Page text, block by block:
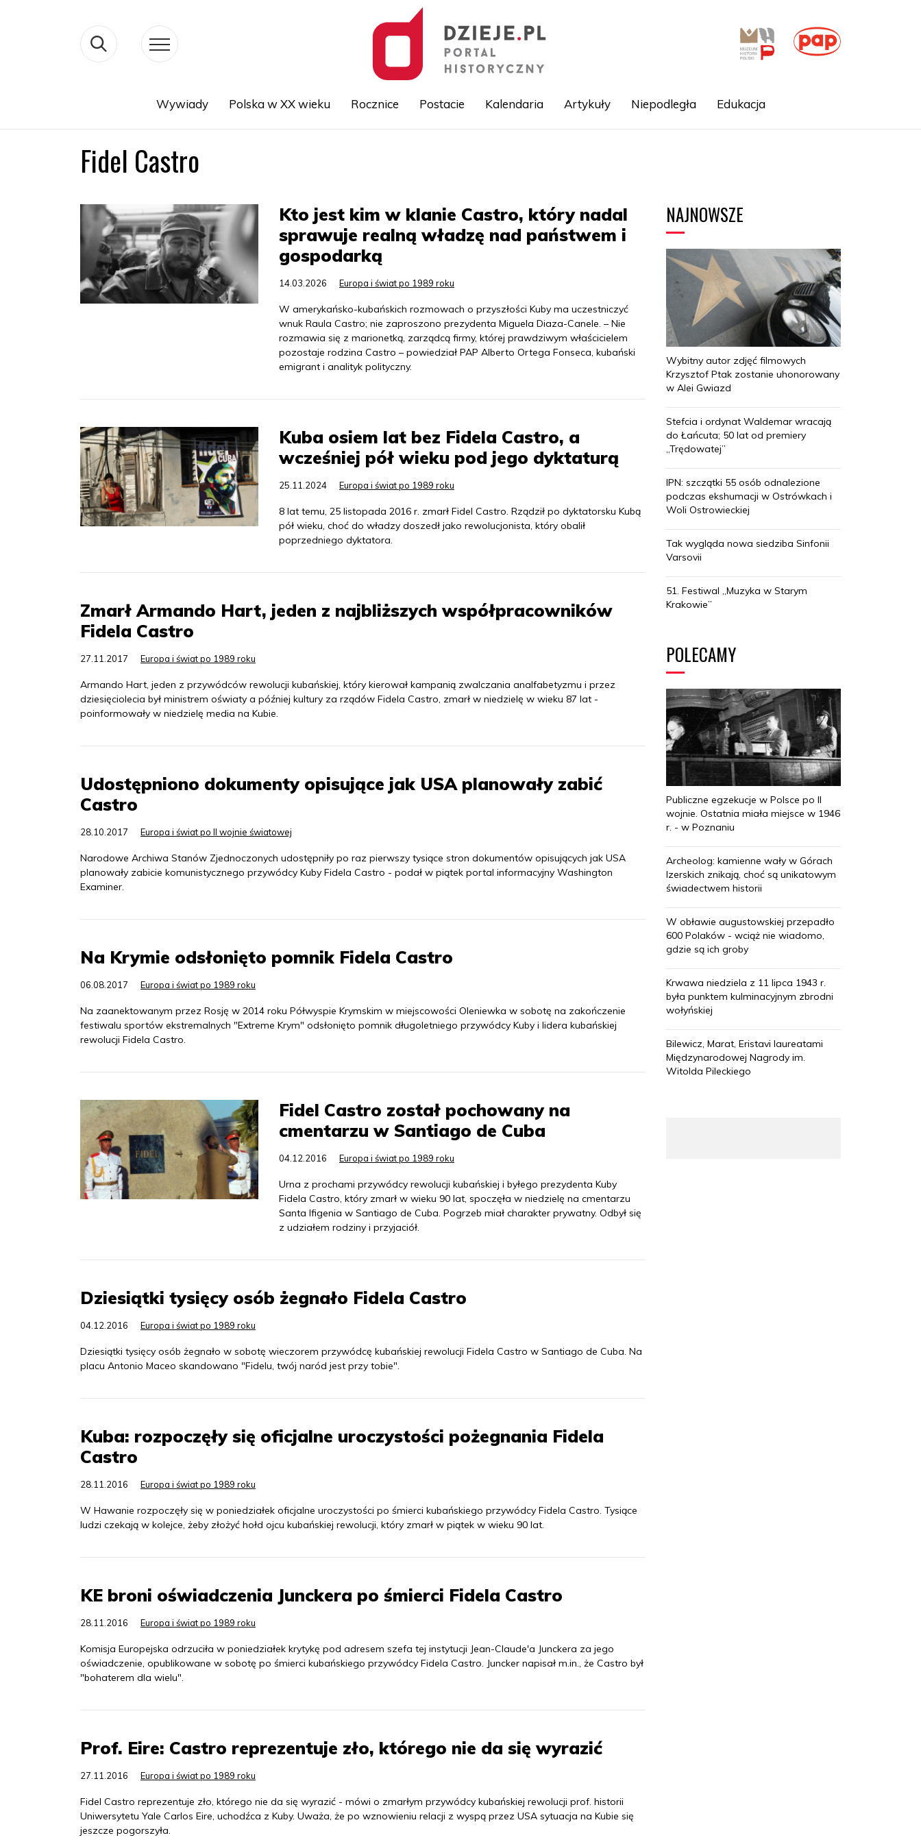
Wywiady Polska w XX wieku Rocznice Postacie Kalendaria Artykuły Niepodległa Edukacja
Fidel Castro
Kto jest kim w klanie Castro, który nadal
sprawuje realną władzę nad państwem i
gospodarką
14.03.2026 Europa i świat po 1989 roku
W amerykańsko-kubańskich rozmowach o przyszłości Kuby ma uczestniczyć
wnuk Raula Castro; nie zaproszono prezydenta Miguela Diaza-Canele. – Nie
rozmawia się z marionetką, zarządcą firmy, której prawdziwym właścicielem
pozostaje rodzina Castro – powiedział PAP Alberto Ortega Fonseca, kubański
emigrant i analityk polityczny.
Kuba osiem lat bez Fidela Castro, a
wcześniej pół wieku pod jego dyktaturą
25.11.2024 Europa i świat po 1989 roku
8 lat temu, 25 listopada 2016 r. zmarł Fidel Castro. Rządził po dyktatorsku Kubą
pół wieku, choć do władzy doszedł jako rewolucjonista, który obalił
poprzedniego dyktatora.
Zmarł Armando Hart, jeden z najbliższych współpracowników
Fidela Castro
27.11.2017 Europa i świat po 1989 roku
Armando Hart, jeden z przywódców rewolucji kubańskiej, który kierował kampanią zwalczania analfabetyzmu i przez
dziesięciolecia był ministrem oświaty a później kultury za rządów Fidela Castro, zmarł w niedzielę w wieku 87 lat -
poinformowały w niedzielę media na Kubie.
Udostępniono dokumenty opisujące jak USA planowały zabić
Castro
28.10.2017 Europa i świat po II wojnie światowej
Narodowe Archiwa Stanów Zjednoczonych udostępniły po raz pierwszy tysiące stron dokumentów opisujących jak USA
planowały zabicie komunistycznego przywódcy Kuby Fidela Castro - podał w piątek portal informacyjny Washington
Examiner.
Na Krymie odsłonięto pomnik Fidela Castro
06.08.2017 Europa i świat po 1989 roku
Na zaanektowanym przez Rosję w 2014 roku Półwyspie Krymskim w miejscowości Oleniewka w sobotę na zakończenie
festiwalu sportów ekstremalnych "Extreme Krym" odsłonięto pomnik długoletniego przywódcy Kuby i lidera kubańskiej
rewolucji Fidela Castro.
Fidel Castro został pochowany na
cmentarzu w Santiago de Cuba
04.12.2016 Europa i świat po 1989 roku
Urna z prochami przywódcy rewolucji kubańskiej i byłego prezydenta Kuby
Fidela Castro, który zmarł w wieku 90 lat, spoczęła w niedzielę na cmentarzu
Santa Ifigenia w Santiago de Cuba. Pogrzeb miał charakter prywatny. Odbył się
z udziałem rodziny i przyjaciół.
Dziesiątki tysięcy osób żegnało Fidela Castro
04.12.2016 Europa i świat po 1989 roku
Dziesiątki tysięcy osób żegnało w sobotę wieczorem przywódcę kubańskiej rewolucji Fidela Castro w Santiago de Cuba. Na
placu Antonio Maceo skandowano "Fidelu, twój naród jest przy tobie".
Kuba: rozpoczęły się oficjalne uroczystości pożegnania Fidela
Castro
28.11.2016 Europa i świat po 1989 roku
W Hawanie rozpoczęły się w poniedziałek oficjalne uroczystości po śmierci kubańskiego przywódcy Fidela Castro. Tysiące
ludzi czekają w kolejce, żeby złożyć hołd ojcu kubańskiej rewolucji, który zmarł w piątek w wieku 90 lat.
KE broni oświadczenia Junckera po śmierci Fidela Castro
28.11.2016 Europa i świat po 1989 roku
Komisja Europejska odrzuciła w poniedziałek krytykę pod adresem szefa tej instytucji Jean-Claude'a Junckera za jego
oświadczenie, opublikowane w sobotę po śmierci kubańskiego przywódcy Fidela Castro. Juncker napisał m.in., że Castro był
"bohaterem dla wielu".
Prof. Eire: Castro reprezentuje zło, którego nie da się wyrazić
27.11.2016 Europa i świat po 1989 roku
Fidel Castro reprezentuje zło, którego nie da się wyrazić - mówi o zmarłym przywódcy kubańskiej rewolucji prof. historii
Uniwersytetu Yale Carlos Eire, uchodźca z Kuby. Uważa, że po wznowieniu relacji z wyspą przez USA sytuacja na Kubie się
jeszcze pogorszyła.
NAJNOWSZE
Wybitny autor zdjęć filmowych
Krzysztof Ptak zostanie uhonorowany
w Alei Gwiazd
Stefcia i ordynat Waldemar wracają
do Łańcuta; 50 lat od premiery
„Trędowatej”
IPN: szczątki 55 osób odnalezione
podczas ekshumacji w Ostrówkach i
Woli Ostrowieckiej
Tak wygląda nowa siedziba Sinfonii
Varsovii
51. Festiwal „Muzyka w Starym
Krakowie”
POLECAMY
Publiczne egzekucje w Polsce po II
wojnie. Ostatnia miała miejsce w 1946
r. - w Poznaniu
Archeolog: kamienne wały w Górach
Izerskich znikają, choć są unikatowym
świadectwem historii
W obławie augustowskiej przepadło
600 Polaków - wciąż nie wiadomo,
gdzie są ich groby
Krwawa niedziela z 11 lipca 1943 r.
była punktem kulminacyjnym zbrodni
wołyńskiej
Bilewicz, Marat, Eristavi laureatami
Międzynarodowej Nagrody im.
Witolda Pileckiego